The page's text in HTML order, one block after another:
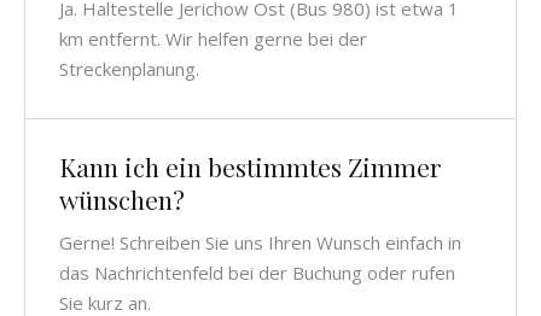
Ja. Haltestelle Jerichow Ost (Bus 980) ist etwa 1
km entfernt. Wir helfen gerne bei der
Streckenplanung.
Kann ich ein bestimmtes Zimmer
wünschen?
Gerne! Schreiben Sie uns Ihren Wunsch einfach in
das Nachrichtenfeld bei der Buchung oder rufen
Sie kurz an.